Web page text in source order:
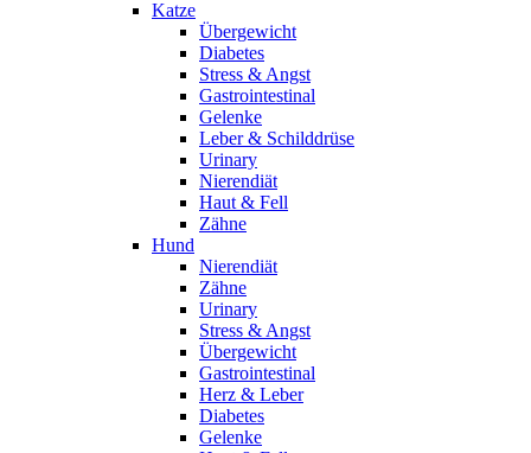
Katze
Übergewicht
Diabetes
Stress & Angst
Gastrointestinal
Gelenke
Leber & Schilddrüse
Urinary
Nierendiät
Haut & Fell
Zähne
Hund
Nierendiät
Zähne
Urinary
Stress & Angst
Übergewicht
Gastrointestinal
Herz & Leber
Diabetes
Gelenke